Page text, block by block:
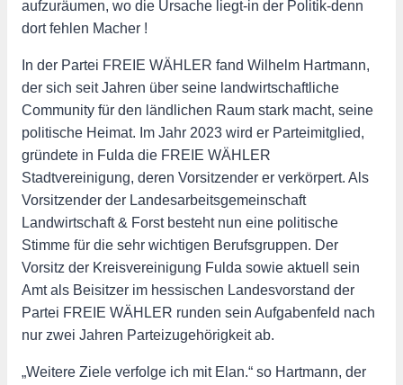
aufzuräumen, wo die Ursache liegt-in der Politik-denn
dort fehlen Macher !
In der Partei FREIE WÄHLER fand Wilhelm Hartmann,
der sich seit Jahren über seine landwirtschaftliche
Community für den ländlichen Raum stark macht, seine
politische Heimat. Im Jahr 2023 wird er Parteimitglied,
gründete in Fulda die FREIE WÄHLER
Stadtvereinigung, deren Vorsitzender er verkörpert. Als
Vorsitzender der Landesarbeitsgemeinschaft
Landwirtschaft & Forst besteht nun eine politische
Stimme für die sehr wichtigen Berufsgruppen. Der
Vorsitz der Kreisvereinigung Fulda sowie aktuell sein
Amt als Beisitzer im hessischen Landesvorstand der
Partei FREIE WÄHLER runden sein Aufgabenfeld nach
nur zwei Jahren Parteizugehörigkeit ab.
„Weitere Ziele verfolge ich mit Elan.“ so Hartmann, der